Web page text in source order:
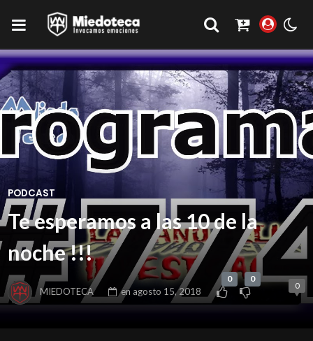
PODCAST
Te esperamos a las 10 de la
noche !!!
MIEDOTECA en agosto 15, 2018
0 0
0